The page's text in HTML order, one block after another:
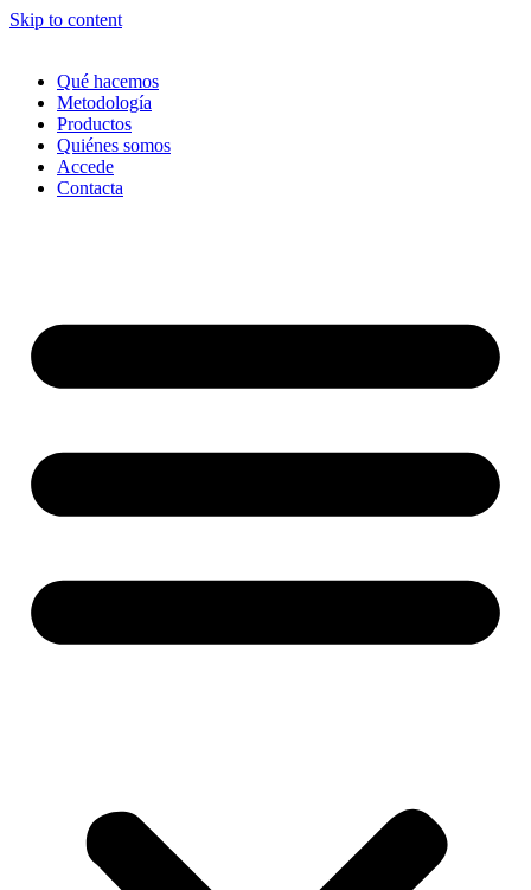
Skip to content
Qué hacemos
Metodología
Productos
Quiénes somos
Accede
Contacta